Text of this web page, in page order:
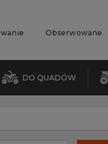
Obserwowane
DO QUADÓW